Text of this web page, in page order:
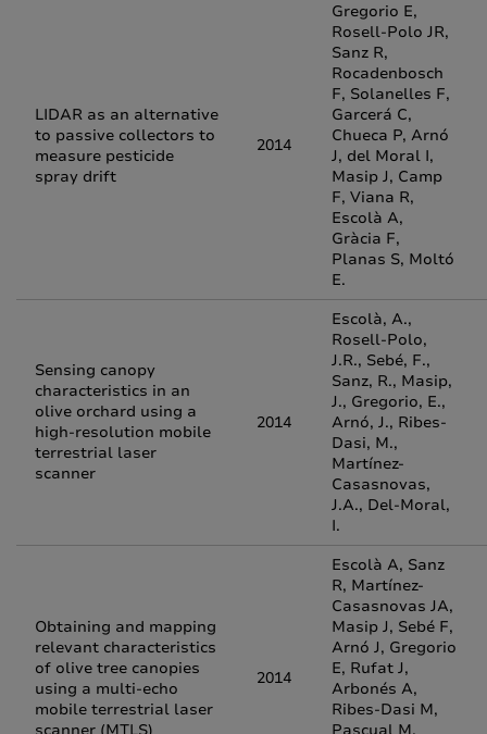
LIDAR as an alternative
to passive collectors to
measure pesticide
spray drift
2014
Gregorio E,
Rosell-Polo JR,
Sanz R,
Rocadenbosch
F, Solanelles F,
Garcerá C,
Chueca P, Arnó
J, del Moral I,
Masip J, Camp
F, Viana R,
Escolà A,
Gràcia F,
Planas S, Moltó
E.
Sensing canopy
characteristics in an
olive orchard using a
high-resolution mobile
terrestrial laser
scanner
2014
Escolà, A.,
Rosell-Polo,
J.R., Sebé, F.,
Sanz, R., Masip,
J., Gregorio, E.,
Arnó, J., Ribes-
Dasi, M.,
Martínez-
Casasnovas,
J.A., Del-Moral,
I.
Obtaining and mapping
relevant characteristics
of olive tree canopies
using a multi-echo
mobile terrestrial laser
2014
Escolà A, Sanz
R, Martínez-
Casasnovas JA,
Masip J, Sebé F,
Arnó J, Gregorio
E, Rufat J,
Arbonés A,
Ribes-Dasi M,